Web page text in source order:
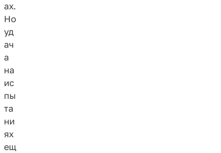
ах.
Но
уд
ач
а
на
ис
пы
та
ни
ях
ещ